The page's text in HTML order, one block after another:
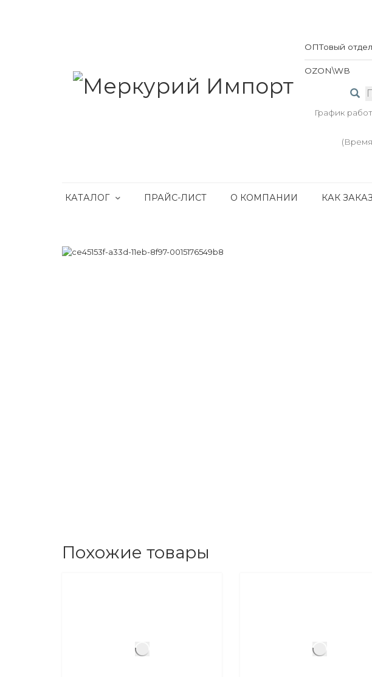
ОПТовый отдел
OZON\WB
График
КАТАЛОГ ПРАЙС-ЛИСТ О КОМПАНИИ КАК
Похожие товары